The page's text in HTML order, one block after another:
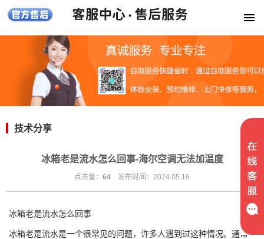
技术分享
冰箱老是流水怎么回事-海尔空调无法加温度
点击量： 64 发布时间：2024.05.16
冰箱老是流水怎么回事
冰箱老是流水是一个很常见的问题，许多人遇到过这种情况。通常